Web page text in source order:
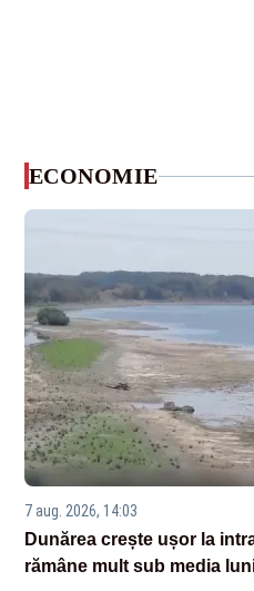
ECONOMIE
7 aug. 2026, 14:03
Dunărea crește ușor la
rămâne mult sub media